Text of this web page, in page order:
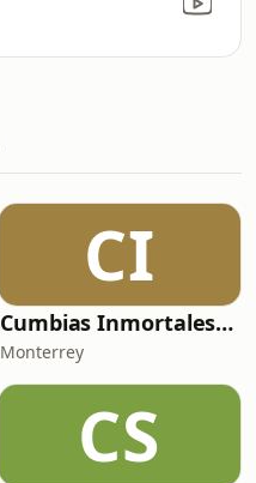
CI
Cumbias Inmortales Radio
Monterrey
CS